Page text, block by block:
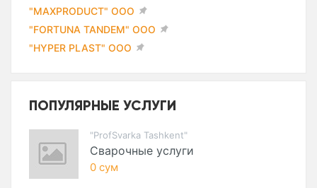
"MAXPRODUCT" ООО
"FORTUNA TANDEM" ООО
"HYPER PLAST" ООО
ПОПУЛЯРНЫЕ УСЛУГИ
"ProfSvarka Tashkent"
Сварочные услуги
0 сум